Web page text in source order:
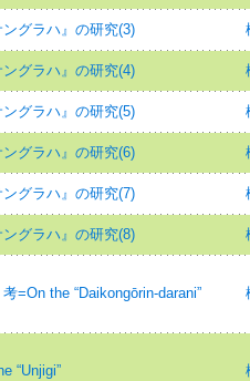
ングラハ』の研究(3)
ングラハ』の研究(4)
ングラハ』の研究(5)
ングラハ』の研究(6)
ングラハ』の研究(7)
ングラハ』の研究(8)
=On the “Daikongōrin-darani”
“Unjigi”